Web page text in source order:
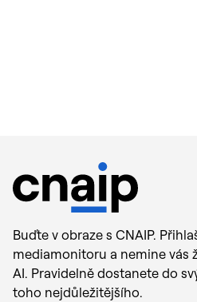
Buďte v obraze s CNAIP.
mediamonitoru a nemine vás
AI. Pravidelně dostanete do
toho nejdůležitějšího.